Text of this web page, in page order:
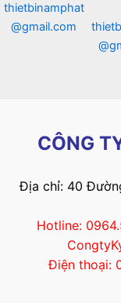
thietbinamphat
@gmail.com
CÔNG
Địa chỉ: 40
Hotline:
Điện thoại: